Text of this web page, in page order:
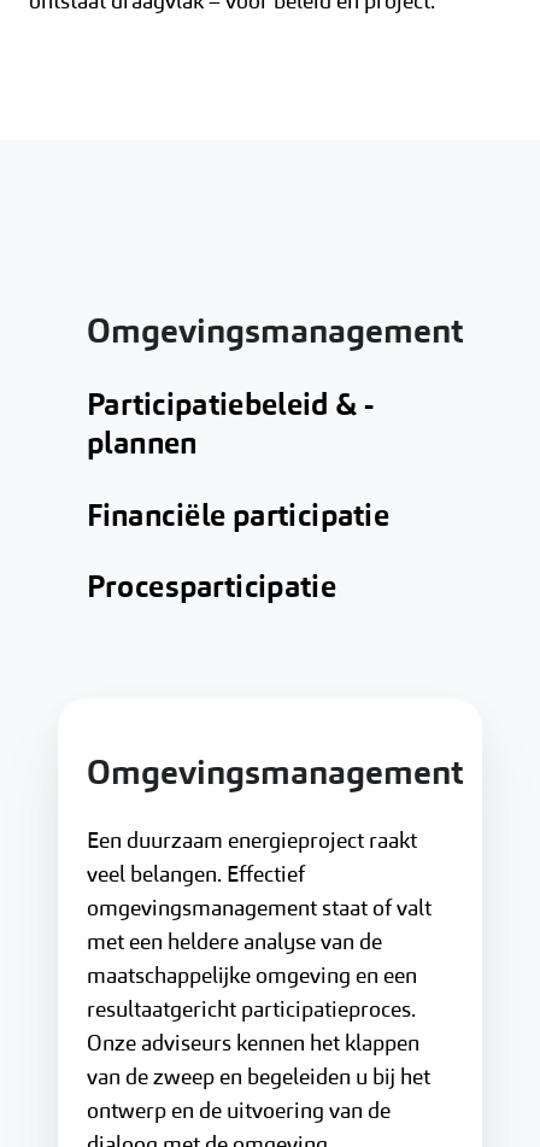
Omgevingsmanagement
Een duurzaam energieproject raakt
veel belangen. Effectief
omgevingsmanagement staat of valt
met een heldere analyse van de
maatschappelijke omgeving en een
resultaatgericht participatieproces.
Onze adviseurs kennen het klappen
van de zweep en begeleiden u bij het
ontwerp en de uitvoering van de
Omgevingsmanagement
Participatiebeleid & -
plannen
Financiële participatie
Procesparticipatie